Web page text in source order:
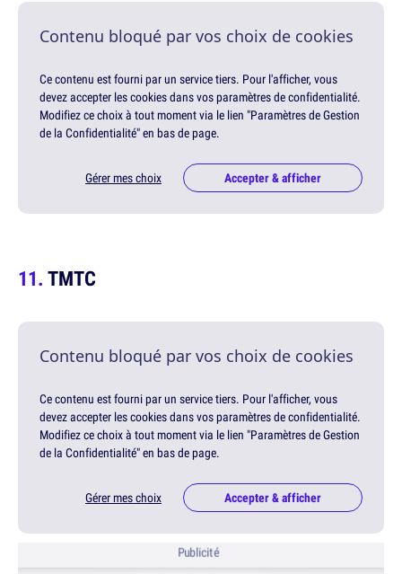
Contenu bloqué par vos choix de cookies
Ce contenu est fourni par un service tiers. Pour l'afficher, vous
devez accepter les cookies dans vos paramètres de confidentialité.
Modifiez ce choix à tout moment via le lien "Paramètres de Gestion
de la Confidentialité" en bas de page.
Gérer mes choix Accepter & afficher
TMTC
Contenu bloqué par vos choix de cookies
Ce contenu est fourni par un service tiers. Pour l'afficher, vous
devez accepter les cookies dans vos paramètres de confidentialité.
Modifiez ce choix à tout moment via le lien "Paramètres de Gestion
de la Confidentialité" en bas de page.
Gérer mes choix Accepter & afficher
Publicité